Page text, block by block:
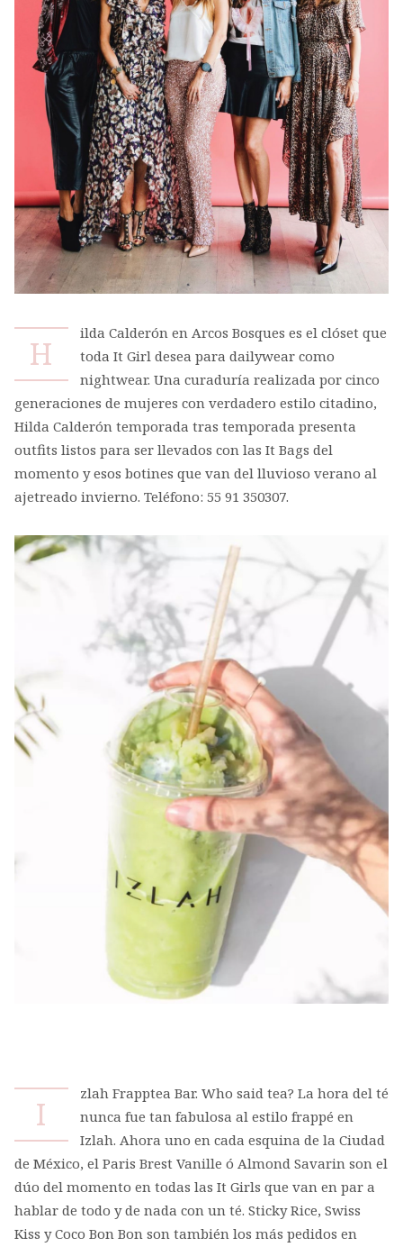
H
ilda Calderón en Arcos Bosques es el clóset que
toda It Girl desea para dailywear como
nightwear. Una curaduría realizada por cinco
generaciones de mujeres con verdadero estilo citadino,
Hilda Calderón temporada tras temporada presenta
outfits listos para ser llevados con las It Bags del
momento y esos botines que van del lluvioso verano al
ajetreado invierno. Teléfono: 55 91 350307.
I
zlah Frapptea Bar. Who said tea? La hora del té
nunca fue tan fabulosa al estilo frappé en
Izlah. Ahora uno en cada esquina de la Ciudad
de México, el Paris Brest Vanille ó Almond Savarin son el
dúo del momento en todas las It Girls que van en par a
hablar de todo y de nada con un té. Sticky Rice, Swiss
Kiss y Coco Bon Bon son también los más pedidos en